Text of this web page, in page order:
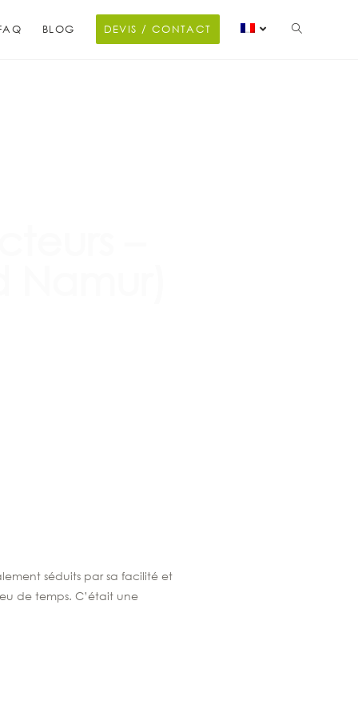
BLOG DEVIS / CONTACT
séduits par sa facilité et
de temps. C’était une